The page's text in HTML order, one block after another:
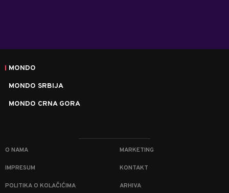
MONDO
MONDO SRBIJA
MONDO CRNA GORA
O NAMA MARKETING
IMPRESUM KONTAKT
POLITIKA O KOLAČIĆIMA ARHIVA